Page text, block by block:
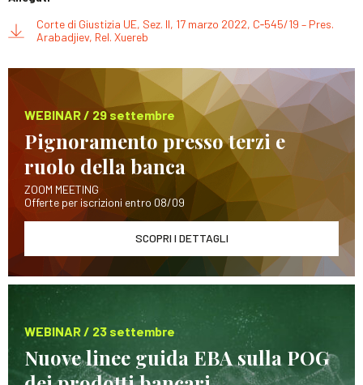
Corte di Giustizia UE, Sez. II, 17 marzo 2022, C‑545/19 – Pres.
Arabadjiev, Rel. Xuereb
WEBINAR / 29 settembre
Pignoramento presso terzi e
ruolo della banca
ZOOM MEETING
Offerte per iscrizioni entro 08/09
SCOPRI I DETTAGLI
WEBINAR / 23 settembre
Nuove linee guida EBA sulla POG